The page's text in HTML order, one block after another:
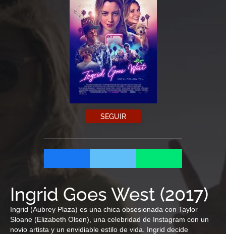
SEGUIR
Ingrid Goes West (2017)
Ingrid (Aubrey Plaza) es una chica obsesionada con Taylor
Sloane (Elizabeth Olsen), una celebridad de Instagram con un
novio artista y un envidiable estilo de vida. Ingrid decide